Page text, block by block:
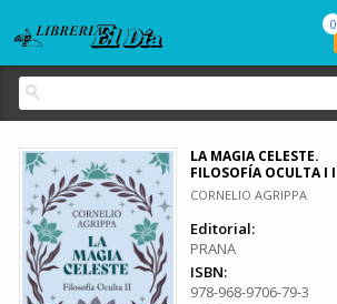
0
LA MAGIA CELESTE.
FILOSOFÍA OCULTA I I
CORNELIO AGRIPPA
Editorial:
PRANA
ISBN:
978-968-9706-79-3